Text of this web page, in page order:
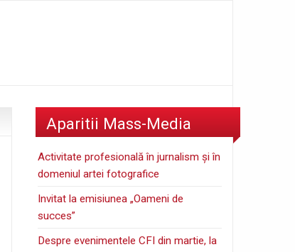
Aparitii Mass-Media
Activitate profesională în jurnalism şi în
domeniul artei fotografice
Invitat la emisiunea „Oameni de
succes”
Despre evenimentele CFI din martie, la